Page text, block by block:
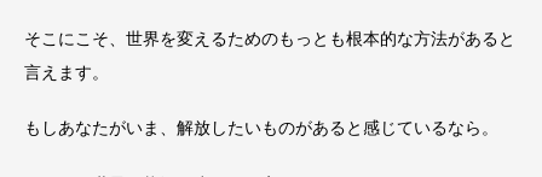
そこにこそ、世界を変えるためのもっとも根本的な方法があると
言えます。
もしあなたがいま、解放したいものがあると感じているなら。